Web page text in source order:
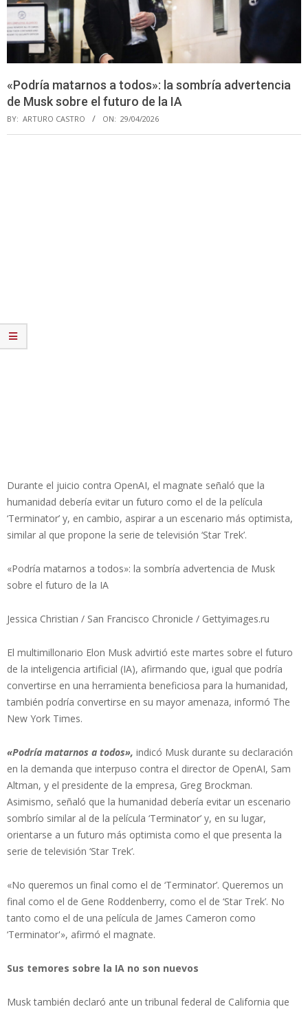
«Podría matarnos a todos»: la sombría advertencia
de Musk sobre el futuro de la IA
BY: ARTURO CASTRO ON: 29/04/2026
Durante el juicio contra OpenAI, el magnate señaló que la
humanidad debería evitar un futuro como el de la película
‘Terminator’ y, en cambio, aspirar a un escenario más optimista,
similar al que propone la serie de televisión ‘Star Trek’.
«Podría matarnos a todos»: la sombría advertencia de Musk
sobre el futuro de la IA
Jessica Christian / San Francisco Chronicle / Gettyimages.ru
El multimillonario Elon Musk advirtió este martes sobre el futuro
de la inteligencia artificial (IA), afirmando que, igual que podría
convertirse en una herramienta beneficiosa para la humanidad,
también podría convertirse en su mayor amenaza, informó The
New York Times.
«Podría matarnos a todos», indicó Musk durante su declaración
en la demanda que interpuso contra el director de OpenAI, Sam
Altman, y el presidente de la empresa, Greg Brockman.
Asimismo, señaló que la humanidad debería evitar un escenario
sombrío similar al de la película ‘Terminator’ y, en su lugar,
orientarse a un futuro más optimista como el que presenta la
serie de televisión ‘Star Trek’.
«No queremos un final como el de ‘Terminator’. Queremos un
final como el de Gene Roddenberry, como el de ‘Star Trek’. No
tanto como el de una película de James Cameron como
‘Terminator'», afirmó el magnate.
Sus temores sobre la IA no son nuevos
Musk también declaró ante un tribunal federal de California que